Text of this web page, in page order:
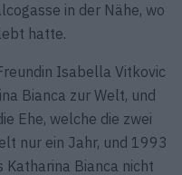
in der Nähe, wo
hatte.
Isabella Vitkovic
Bianca zur Welt, und
Ehe, welche die zwei
nur ein Jahr, und 1993
Bianca nicht